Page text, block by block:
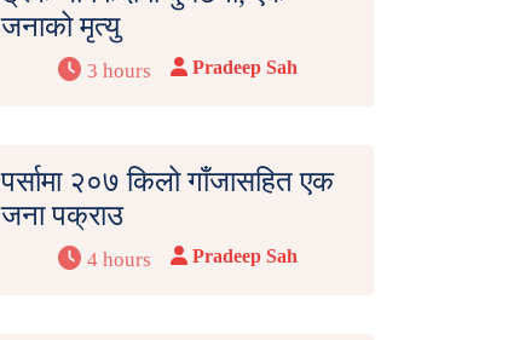
जनाको मृत्यु
3 hours Pradeep Sah
पर्सामा २०७ किलो गाँजासहित एक
जना पक्राउ
4 hours Pradeep Sah